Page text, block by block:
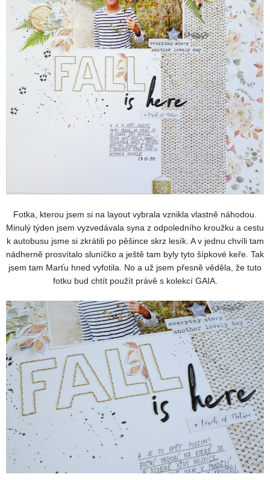
Fotka, kterou jsem si na layout vybrala vznikla vlastně náhodou.
Minulý týden jsem vyzvedávala syna z odpoledního kroužku a cestu
k autobusu jsme si zkrátili po pěšince skrz lesík. A v jednu chvíli tam
nádherně prosvítalo sluníčko a ještě tam byly tyto šípkové keře. Tak
jsem tam Marťu hned vyfotila. No a už jsem přesně věděla, že tuto
fotku bud chtít použít právě s kolekcí GAIA.